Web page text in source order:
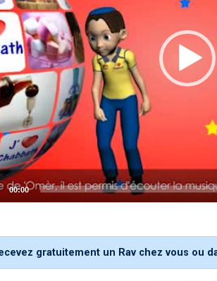
gratuitement un Rav chez vous ou